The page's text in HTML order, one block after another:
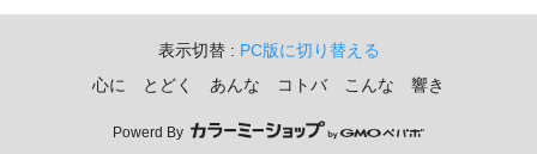
表示切替 : PC版に切り替える
心に とどく あんな コトバ こんな 響き
Powerd By